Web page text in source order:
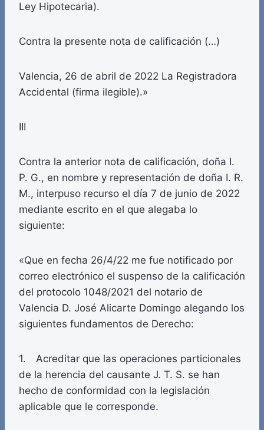
Ley Hipotecaria).
Contra la presente nota de calificación (…)
Valencia, 26 de abril de 2022 La Registradora
Accidental (firma ilegible).»
III
Contra la anterior nota de calificación, doña I.
P. G., en nombre y representación de doña I. R.
M., interpuso recurso el día 7 de junio de 2022
mediante escrito en el que alegaba lo
siguiente:
«Que en fecha 26/4/22 me fue notificado por
correo electrónico el suspenso de la calificación
del protocolo 1048/2021 del notario de
Valencia D. José Alicarte Domingo alegando los
siguientes fundamentos de Derecho:
1. Acreditar que las operaciones particionales
de la herencia del causante J. T. S. se han
hecho de conformidad con la legislación
aplicable que le corresponde.